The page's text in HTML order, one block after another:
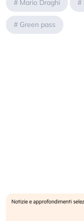
# Mario Draghi #
# Green pass